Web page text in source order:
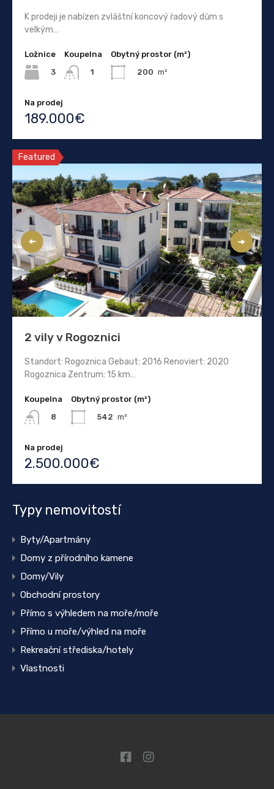
K prodeji je nabízen zvláštní koncový řadový dům s
velkým…
Ložnice
3
Koupelna
1
Obytný prostor (m²)
200 m²
Na prodej
189.000€
Featured
2 vily v Rogoznici
Standort: Rogoznica Gebaut: 2016 Renoviert: 2020
Rogoznica Zentrum: 15 km…
Koupelna
8
Obytný prostor (m²)
542 m²
Na prodej
2.500.000€
Typy nemovitostí
Byty/Apartmány
Domy z přírodního kamene
Domy/Vily
Obchodní prostory
Přímo s výhledem na moře/moře
Přímo u moře/výhled na moře
Rekreační střediska/hotely
Vlastnosti